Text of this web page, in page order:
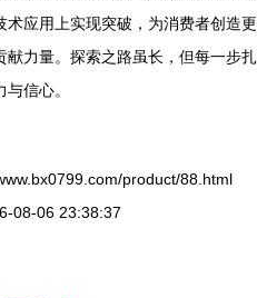
应用上实现突破，为消费者创造更
力量。探索之路虽长，但每一步扎
信心。
product/88.html
08-06 23:38:37